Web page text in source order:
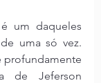
um daqueles
uma só vez.
profundamente
de Jeferson